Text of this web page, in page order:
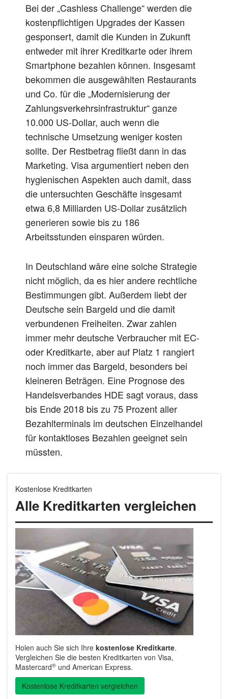
Bei der „Cashless Challenge“ werden die
kostenpflichtigen Upgrades der Kassen
gesponsert, damit die Kunden in Zukunft
entweder mit ihrer Kreditkarte oder ihrem
Smartphone bezahlen können. Insgesamt
bekommen die ausgewählten Restaurants
und Co. für die „Modernisierung der
Zahlungsverkehrsinfrastruktur“ ganze
10.000 US-Dollar, auch wenn die
technische Umsetzung weniger kosten
sollte. Der Restbetrag fließt dann in das
Marketing. Visa argumentiert neben den
hygienischen Aspekten auch damit, dass
die untersuchten Geschäfte insgesamt
etwa 6,8 Milliarden US-Dollar zusätzlich
generieren sowie bis zu 186
Arbeitsstunden einsparen würden.
In Deutschland wäre eine solche Strategie
nicht möglich, da es hier andere rechtliche
Bestimmungen gibt. Außerdem liebt der
Deutsche sein Bargeld und die damit
verbundenen Freiheiten. Zwar zahlen
immer mehr deutsche Verbraucher mit EC-
oder Kreditkarte, aber auf Platz 1 rangiert
noch immer das Bargeld, besonders bei
kleineren Beträgen. Eine Prognose des
Handelsverbandes HDE sagt voraus, dass
bis Ende 2018 bis zu 75 Prozent aller
Bezahlterminals im deutschen Einzelhandel
für kontaktloses Bezahlen geeignet sein
müssten.
Kostenlose Kreditkarten
Alle Kreditkarten vergleichen
Holen auch Sie sich Ihre kostenlose Kreditkarte.
Vergleichen Sie die besten Kreditkarten von Visa,
Mastercard® und American Express.
Kostenlose Kreditkarten vergleichen